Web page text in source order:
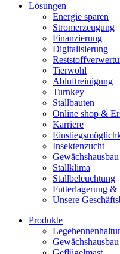
Lösungen
Energie sparen
Stromerzeugung
Finanzierung
Digitalisierung
Tierwohl
Abluftreinigung
Turnkey
Stallbauten
Online shop &
Karriere
Insektenzucht
Gewächshausbau
Stallklima
Stallbeleuchtung
Futterlagerung &
Unsere
Produkte
Gewächshausbau